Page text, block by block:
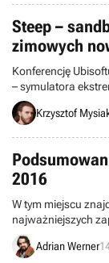
470 i 460, Klei
pierwszy zwiastun
gameplayu z Deus
Steep –
zimowych
Konferencję
– symulatora
kładącego nacisk
studiu Ubisoft
Krzysztof
2016
W tym miejscu
najważniejszych
konferencji firmy
targów E3.
Adrian Werner